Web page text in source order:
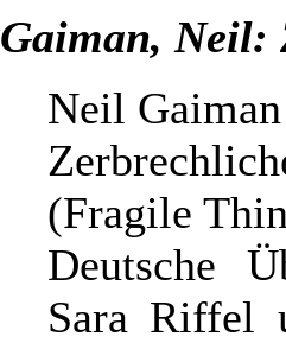
Gaiman, Neil:
Neil Gaiman
(Fragile
Deutsche
Sara Riffel